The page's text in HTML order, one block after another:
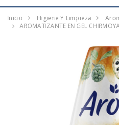
Inicio Higiene Y Limpieza
AROMATIZANTE EN GEL